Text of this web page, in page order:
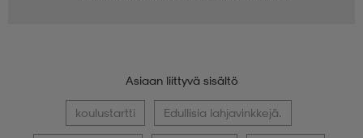
Asiaan liittyvä sisältö
koulustartti Edullisia lahjavinkkejä.